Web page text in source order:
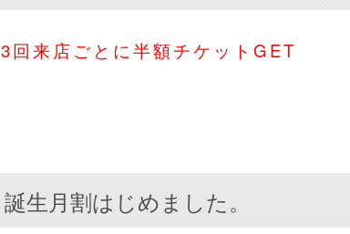
3回来店ごとに半額チケットGET
誕生月割はじめました。